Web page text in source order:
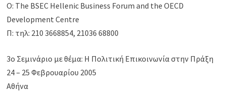
Ο: The BSEC Hellenic Business Forum and the OECD
Development Centre
Π: τηλ: 210 3668854, 21036 68800
3ο Σεμινάριο με θέμα: Η Πολιτική Επικοινωνία στην Πράξη
24 – 25 Φεβρουαρίου 2005
Αθήνα